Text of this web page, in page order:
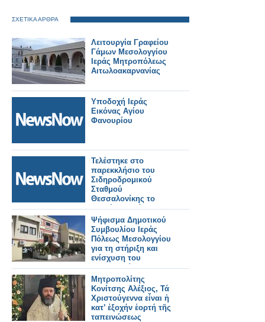
ΣΧΕΤΙΚΑ ΑΡΘΡΑ
Λειτουργία Γραφείου
Γάμων Μεσολογγίου
Ιεράς Μητροπόλεως
Αιτωλοακαρνανίας
Υποδοχή Ιεράς
Εικόνας Αγίου
Φανουρίου
Τελέστηκε στο
παρεκκλήσιο του
Σιδηροδρομικού
Σταθμού
Θεσσαλονίκης το
τριετές μνημόσυνο
των θυμάτων των
Τεμπών. Βίντεο.
Ψήφισμα Δημοτικού
Συμβουλίου Ιεράς
Πόλεως Μεσολογγίου
για τη στήριξη και
ενίσχυση του
Νοσοκομείου
Μεσολογγίου
Μητροπολίτης
Κονίτσης Αλέξιος, Τά
Χριστούγεννα εἶναι ἡ
κατ’ ἐξοχήν ἑορτή τῆς
ταπεινώσεως